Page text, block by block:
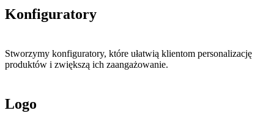
Konfiguratory
Stworzymy konfiguratory, które ułatwią klientom personalizację
produktów i zwiększą ich zaangażowanie.
Logo